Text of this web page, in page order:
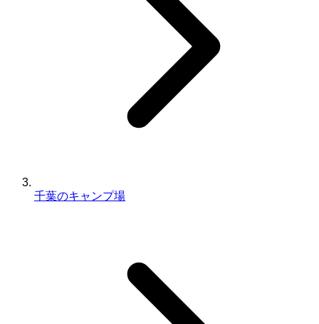
千葉のキャンプ場